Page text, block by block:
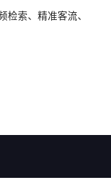
检索、精准客流、